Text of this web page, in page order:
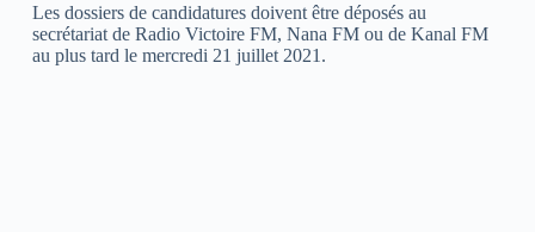
Les dossiers de candidatures doivent être déposés au
secrétariat de Radio Victoire FM, Nana FM ou de Kanal FM
au plus tard le mercredi 21 juillet 2021.